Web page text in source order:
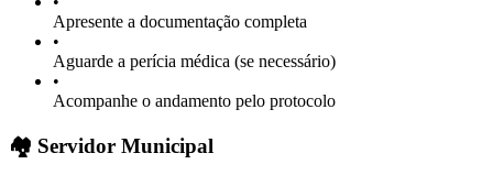
Apresente a documentação completa
•
Aguarde a perícia médica (se necessário)
•
Acompanhe o andamento pelo protocolo
🏘️ Servidor Municipal